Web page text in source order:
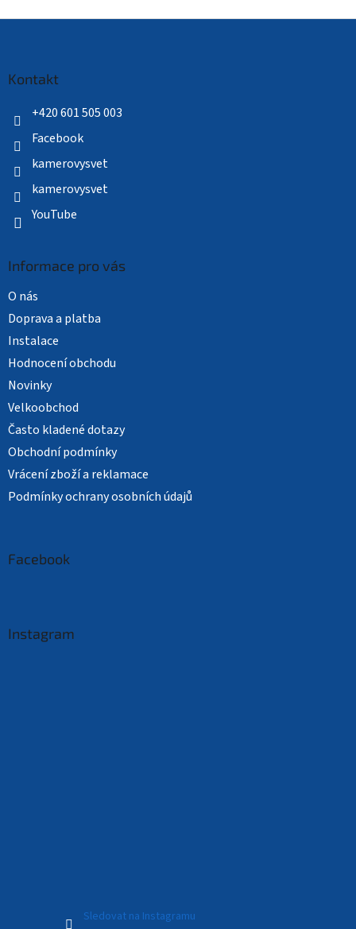
Kontakt
+420 601 505 003
Facebook
kamerovysvet
kamerovysvet
YouTube
Informace pro vás
O nás
Doprava a platba
Instalace
Hodnocení obchodu
Novinky
Velkoobchod
Často kladené dotazy
Obchodní podmínky
Vrácení zboží a reklamace
Podmínky ochrany osobních údajů
Facebook
Instagram
Sledovat na Instagramu